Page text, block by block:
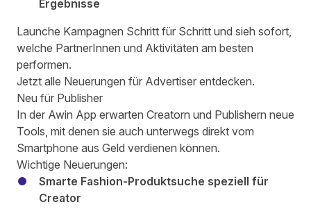
Ergebnisse
Launche Kampagnen Schritt für Schritt und sieh sofort,
welche PartnerInnen und Aktivitäten am besten
performen.
Jetzt alle Neuerungen für Advertiser entdecken.
Neu für Publisher
In der Awin App erwarten Creatorn und Publishern neue
Tools, mit denen sie auch unterwegs direkt vom
Smartphone aus Geld verdienen können.
Wichtige Neuerungen:
Smarte Fashion-Produktsuche speziell für
Creator